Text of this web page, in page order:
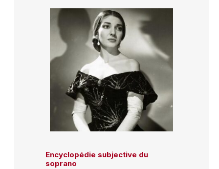
Encyclopédie subjective du
soprano